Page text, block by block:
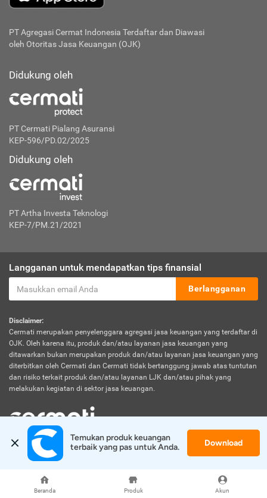
Beranda Produk Akun
PT Agregasi Cermat Indonesia Terdaftar dan Diawasi
oleh Otoritas Jasa Keuangan (OJK)
Didukung oleh
PT Cermati Pialang Asuransi
KEP-596/PD.02/2025
Didukung oleh
PT Artha Investa Teknologi
KEP-7/PM.21/2021
Langganan untuk mendapatkan tips finansial
Berlangganan
Disclaimer:
Cermati merupakan penyelenggara agregasi jasa keuangan yang terdaftar di
OJK. Oleh karena itu, produk dan/atau layanan jasa keuangan yang
ditawarkan bukan merupakan produk dan/atau layanan jasa keuangan yang
diterbitkan oleh Cermati dan Cermati tidak bertanggung jawab atas tuntutan
dan risiko terkait produk dan/atau layanan LJK dan/atau pihak yang
melakukan kegiatan di sektor jasa keuangan.
© 2026 Cermati. All Rights Reserved.
Temukan produk keuangan
terbaik yang pas untuk Anda.
Download